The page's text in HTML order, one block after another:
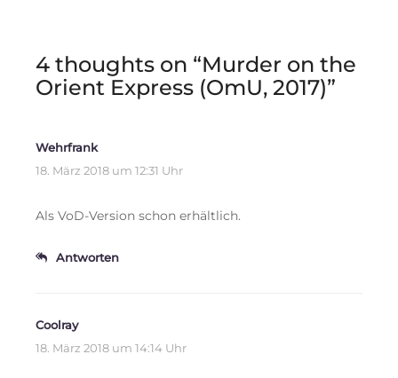
4 thoughts on “Murder on the
Orient Express (OmU, 2017)”
Wehrfrank
18. März 2018 um 12:31 Uhr
Als VoD-Version schon erhältlich.
Antworten
Coolray
18. März 2018 um 14:14 Uhr